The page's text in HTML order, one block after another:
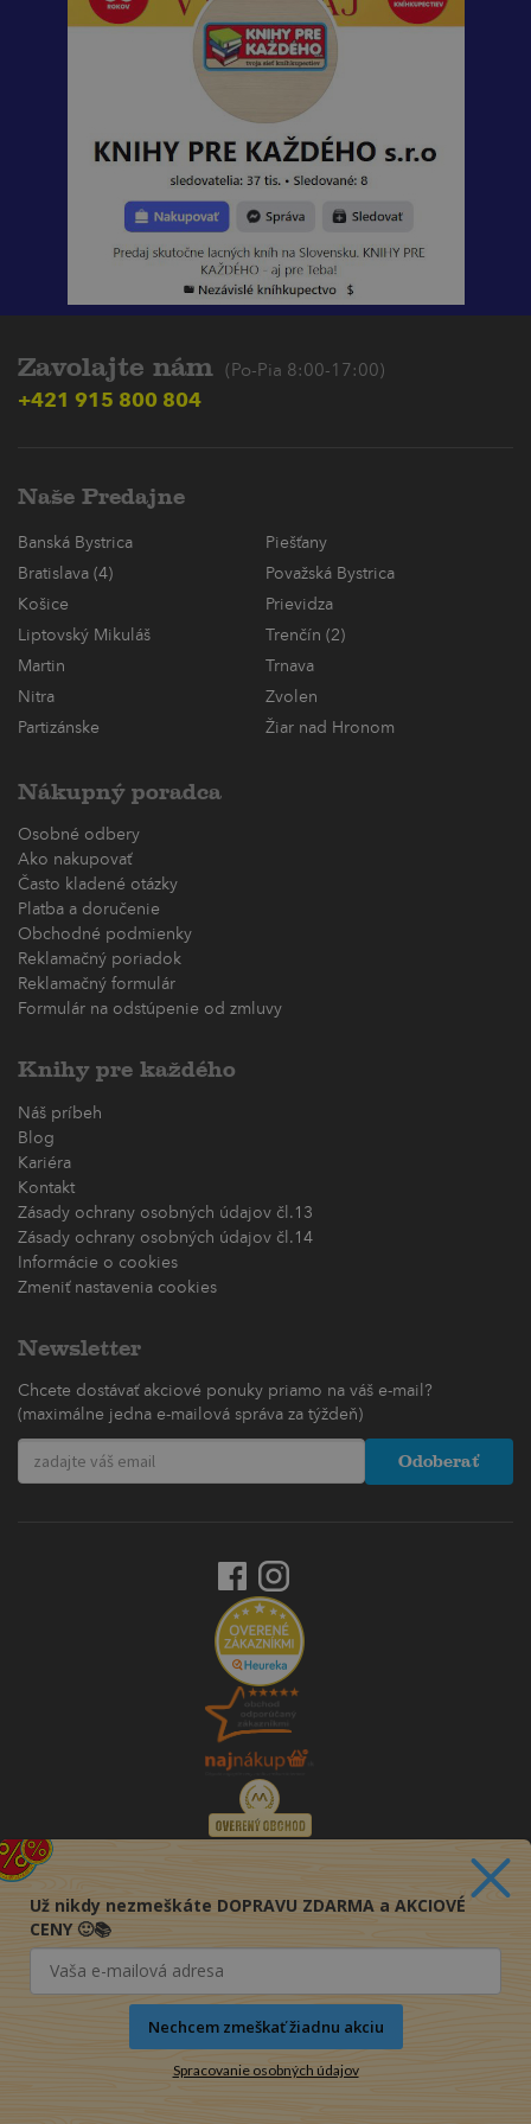
Zavolajte nám (Po-Pia 8:00-17:00)
+421 915 800 804
Naše Predajne
Banská Bystrica
Piešťany
Bratislava (4)
Považská Bystrica
Košice
Prievidza
Liptovský Mikuláš
Trenčín (2)
Martin
Trnava
Nitra
Zvolen
Partizánske
Žiar nad Hronom
Nákupný poradca
Osobné odbery
Ako nakupovať
Často kladené otázky
Platba a doručenie
Obchodné podmienky
Reklamačný poriadok
Reklamačný formulár
Formulár na odstúpenie od zmluvy
Knihy pre každého
Náš príbeh
Blog
Kariéra
Kontakt
Zásady ochrany osobných údajov čl.13
Zásady ochrany osobných údajov čl.14
Informácie o cookies
Zmeniť nastavenia cookies
Newsletter
Chcete dostávať akciové ponuky priamo na váš e-mail?
(maximálne jedna e-mailová správa za týždeň)
Odoberať
Už nikdy nezmeškáte DOPRAVU ZDARMA a AKCIOVÉ
CENY 🙂📚
Nechcem zmeškať žiadnu akciu
Spracovanie osobných údajov